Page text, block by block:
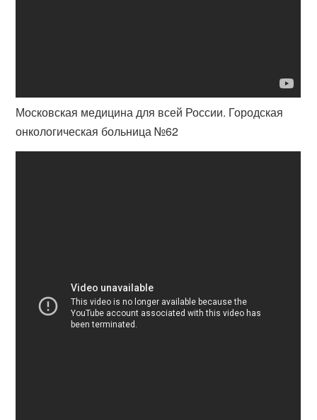
Московская медицина для всей России. Городская
онкологическая больница №62